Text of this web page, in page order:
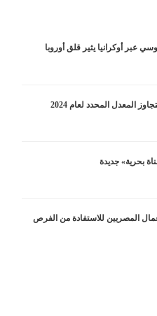
عبر أوكرانيا يثير قلق أوروبا
المعدل المحدد لعام 2024
بحرية» جديدة
المصريين للاستفادة من الفرص